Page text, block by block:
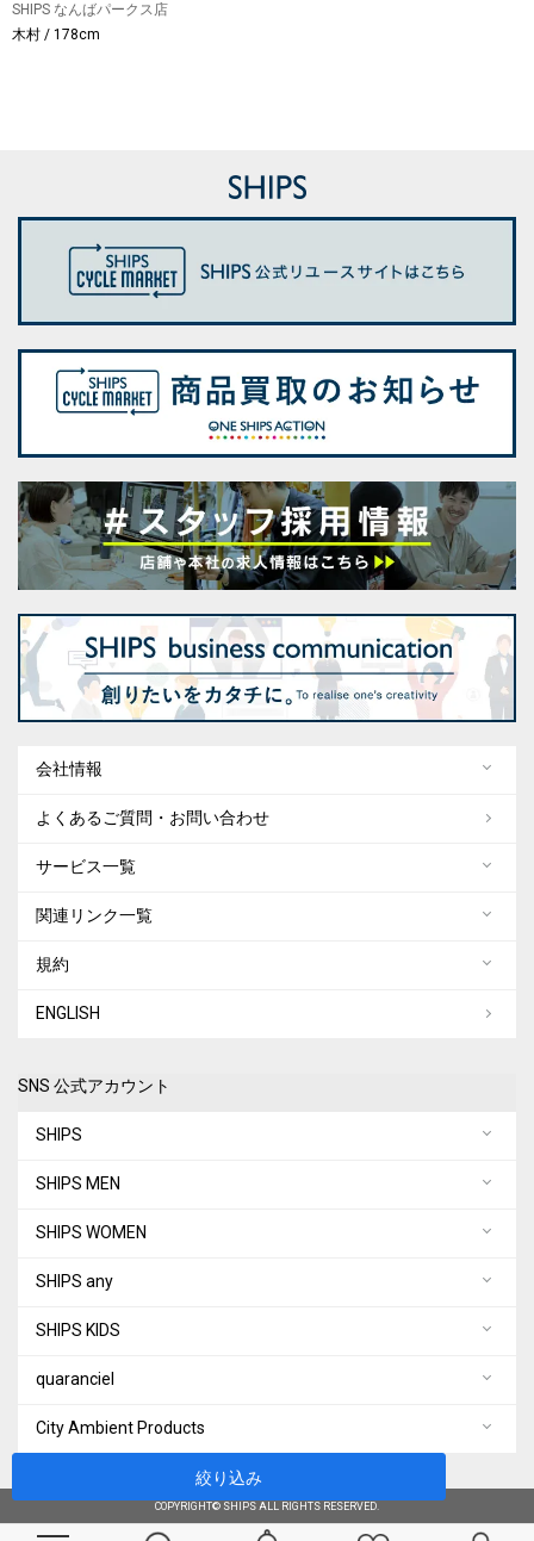
絞り込み
SHIPS なんばパークス店
木村 / 178cm
会社情報
よくあるご質問・お問い合わせ
サービス一覧
関連リンク一覧
規約
ENGLISH
SNS 公式アカウント
SHIPS
SHIPS MEN
SHIPS WOMEN
SHIPS any
SHIPS KIDS
quaranciel
City Ambient Products
COPYRIGHT© SHIPS ALL RIGHTS RESERVED.